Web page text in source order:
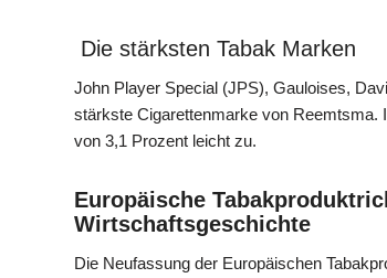
Die stärksten Tabak Marken
John Player Special (JPS), Gauloises,
stärkste Cigarettenmarke von Reemtsma.
von 3,1 Prozent leicht zu.
Europäische
Wirtschaftsgeschichte
Die Neufassung der Europäischen